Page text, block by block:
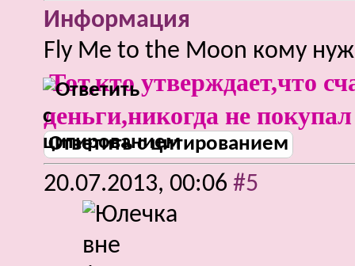
Информация
Fly Me to the Moon кому
Тот,кто утверждает,что
деньги,никогда не
Ответить с цитированием
20.07.2013, 00:06 #5